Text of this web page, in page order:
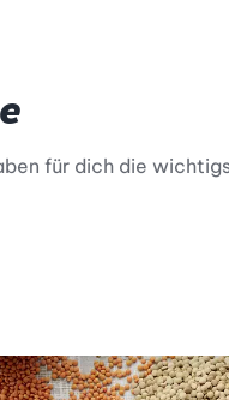
für dich die